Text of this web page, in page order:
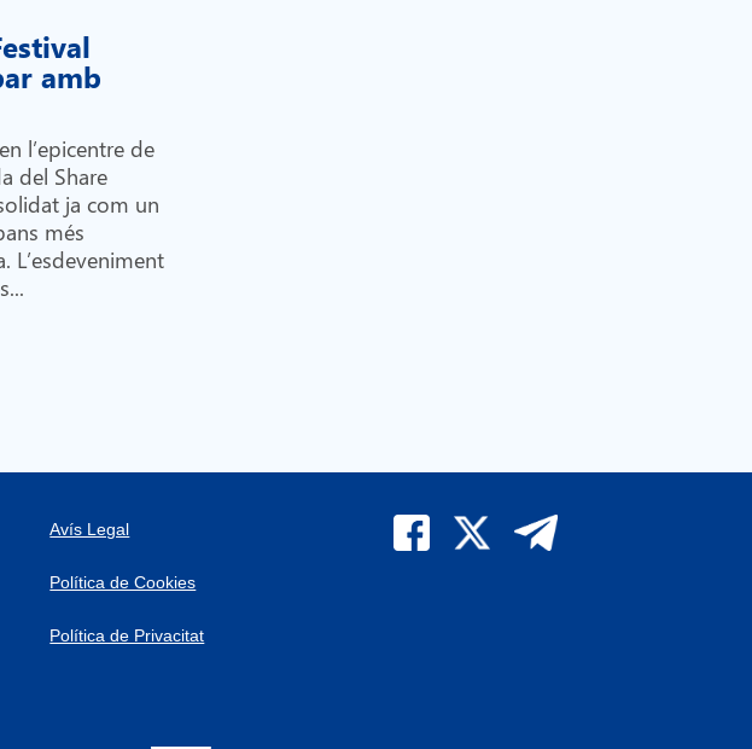
amb
l’epicentre de
del Share
ja com un
més
L’esdeveniment
Avís Legal
Política de Cookies
Política de Privacitat